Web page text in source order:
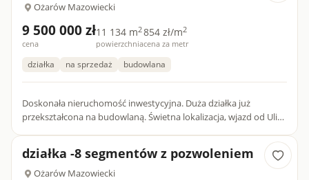
Ożarów Mazowiecki
9 500 000 zł
cena
11 134 m2
powierzchnia
854 zł/m2
cena za metr
działka na sprzedaż budowlana
Doskonała nieruchomość inwestycyjna. Duża działka już
przekształcona na budowlaną. Świetna lokalizacja, wjazd od Ulicy
działka -8 segmentów z pozwoleniem
Ożarów Mazowiecki